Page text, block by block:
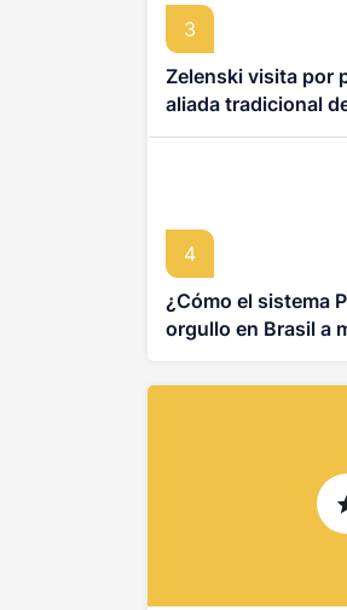
3
Zelenski visita por
aliada tradicional
a ingresar en la UE
4
¿Cómo el sistema
orgullo en Brasil a